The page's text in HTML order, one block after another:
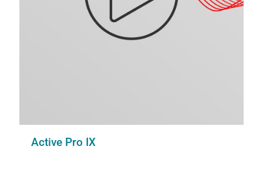
Active Pro IX